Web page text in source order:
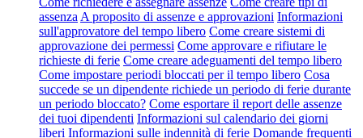
assenza A proposito di assenze e approvazioni Informazioni
sull'approvatore del tempo libero Come creare sistemi di
approvazione dei permessi Come approvare e rifiutare le
richieste di ferie Come creare adeguamenti del tempo libero
Come impostare periodi bloccati per il tempo libero Cosa
succede se un dipendente richiede un periodo di ferie durante
un periodo bloccato? Come esportare il report delle assenze
dei tuoi dipendenti Informazioni sul calendario dei giorni
liberi Informazioni sulle indennità di ferie Domande frequenti